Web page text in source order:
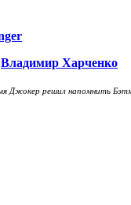
Владимир Харченко
Джокер решил напомнить